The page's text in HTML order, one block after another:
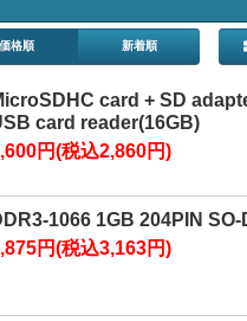
価格順 新着順
card + SD
card reader(16GB)
円(税込2,860円)
1066 1GB 204PIN SO-
円(税込3,163円)